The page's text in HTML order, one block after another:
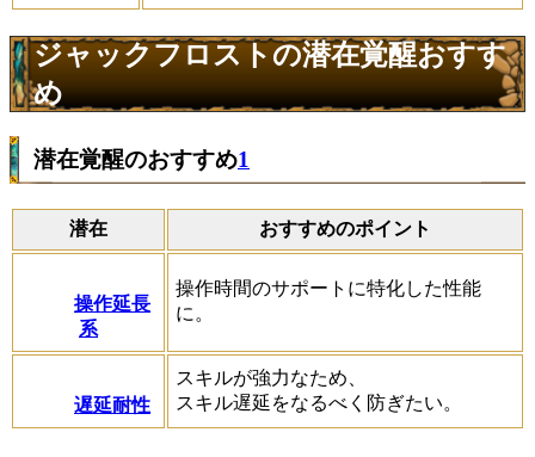
ジャックフロストの潜在覚醒おすす
め
潜在覚醒のおすすめ1
潜在 おすすめのポイント
操作延長
系
操作時間のサポートに特化した性能
に。
遅延耐性
スキルが強力なため、
スキル遅延をなるべく防ぎたい。